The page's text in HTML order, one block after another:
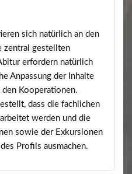
sich natürlich an den
zentral gestellten
erfordern natürlich
Anpassung der Inhalte
den Kooperationen.
dass die fachlichen
werden und die
sowie der Exkursionen
Profils ausmachen.